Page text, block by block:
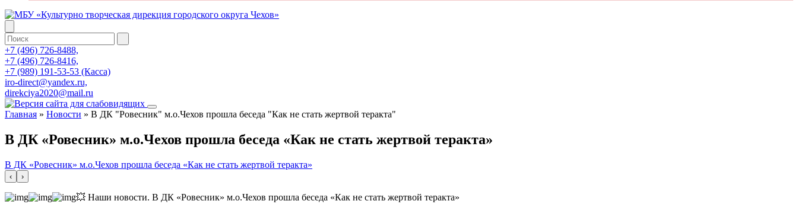
+7 (496) 726-8488,
+7 (496) 726-8416,
+7 (989) 191-53-53 (Касса)
iro-direct@yandex.ru,
direkciya2020@mail.ru
Главная » Новости » В ДК "Ровесник" м.о.Чехов прошла беседа "Как не стать жертвой теракта"
В ДК «Ровесник» м.о.Чехов прошла беседа «Как не стать жертвой теракта»
В ДК «Ровесник» м.о.Чехов прошла беседа «Как не стать жертвой теракта»
‹ ›
💥 Наши новости. В ДК «Ровесник» м.о.Чехов прошла беседа «Как не стать жертвой теракта»